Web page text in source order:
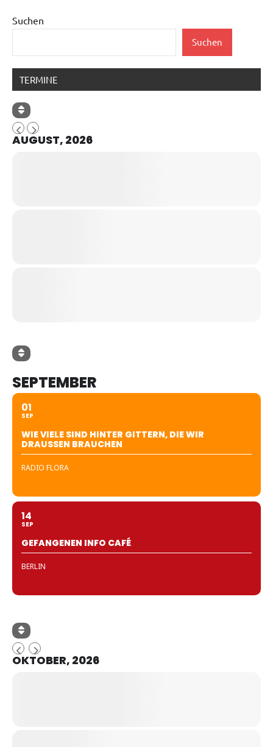
Suchen
Suchen
TERMINE
AUGUST, 2026
SEPTEMBER
01
SEP
WIE VIELE SIND HINTER GITTERN, DIE WIR
DRAUSSEN BRAUCHEN
RADIO FLORA
14
SEP
GEFANGENEN INFO CAFÉ
BERLIN
OKTOBER, 2026